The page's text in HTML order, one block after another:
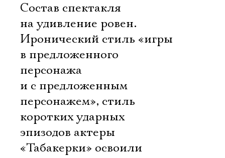
Состав спектакля
на удивление ровен.
Иронический стиль «игры
в предложенного
персонажа
и с предложенным
персонажем», стиль
коротких ударных
эпизодов актеры
«Табакерки» освоили